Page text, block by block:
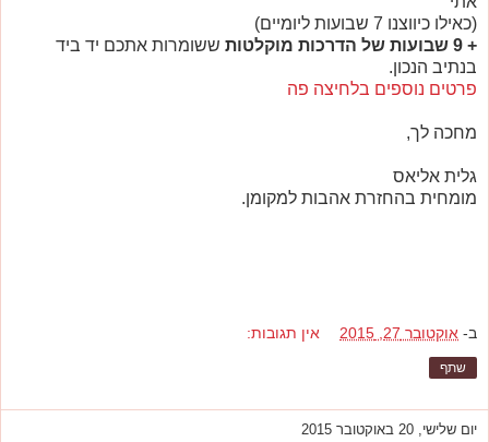
(כאילו כיווצנו 7 שבועות ליומיים)
+ 9 שבועות של הדרכות מוקלטות
ששומרות אתכם יד ביד
בנתיב הנכון.
פרטים נוספים בלחיצה פה
מחכה לך,
גלית אליאס
מומחית בהחזרת אהבות למקומן.
ב- אוקטובר 27, 2015 אין תגובות:
שתף
יום שלישי, 20 באוקטובר 2015